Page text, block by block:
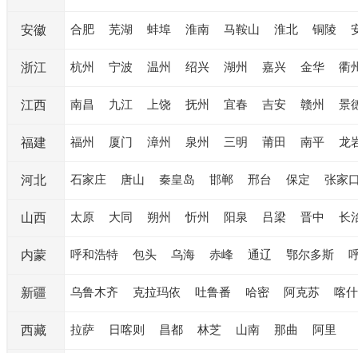
安徽 合肥 芜湖 蚌埠 淮南 马鞍山 淮北 铜陵
浙江 杭州 宁波 温州 绍兴 湖州 嘉兴 金华 衢
江西 南昌 九江 上饶 抚州 宜春 吉安 赣州 景
福建 福州 厦门 漳州 泉州 三明 莆田 南平 龙
河北 石家庄 唐山 秦皇岛 邯郸 邢台 保定 张家
山西 太原 大同 朔州 忻州 阳泉 吕梁 晋中 长
内蒙 呼和浩特 包头 乌海 赤峰 通辽 鄂尔多斯
新疆 乌鲁木齐 克拉玛依 吐鲁番 哈密 阿克苏 喀什
西藏 拉萨 日喀则 昌都 林芝 山南 那曲 阿里